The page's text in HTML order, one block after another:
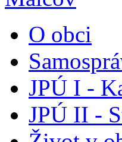
O obci
JPÚ I -
JPÚ II -